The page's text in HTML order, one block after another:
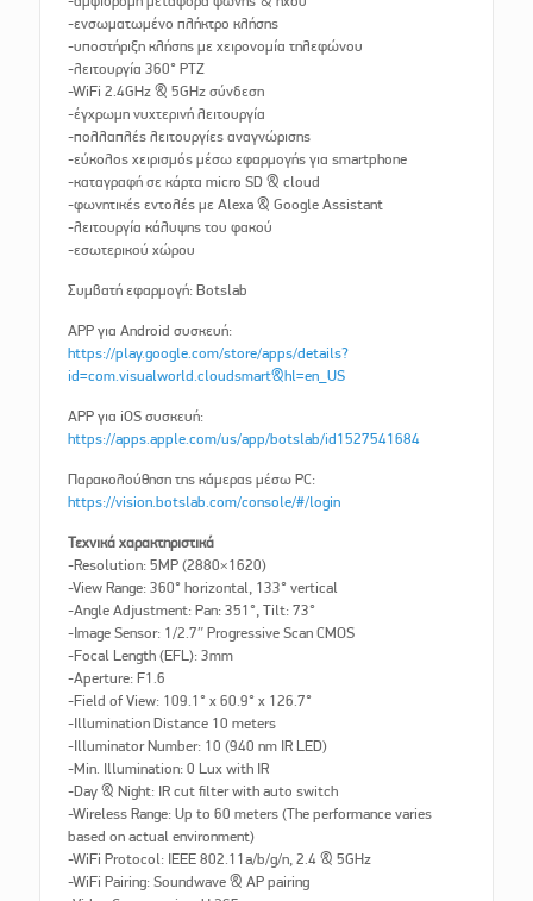
-ενσωματωμένο πλήκτρο κλήσης
-υποστήριξη κλήσης με χειρονομία τηλεφώνου
-λειτουργία 360° PTZ
-WiFi 2.4GHz & 5GHz σύνδεση
-έγχρωμη νυχτερινή λειτουργία
-πολλαπλές λειτουργίες αναγνώρισης
-εύκολος χειρισμός μέσω εφαρμογής για smartphone
-καταγραφή σε κάρτα micro SD & cloud
-φωνητικές εντολές με Alexa & Google Assistant
-λειτουργία κάλυψης του φακού
-εσωτερικού χώρου
Συμβατή εφαρμογή: Botslab
APP για Android συσκευή:
https://play.google.com/store/apps/details?
id=com.visualworld.cloudsmart&hl=en_US
APP για iOS συσκευή:
https://apps.apple.com/us/app/botslab/id1527541684
Παρακολούθηση της κάμερας μέσω PC:
https://vision.botslab.com/console/#/login
Τεχνικά χαρακτηριστικά
-Resolution: 5MP (2880×1620)
-View Range: 360° horizontal, 133° vertical
-Angle Adjustment: Pan: 351°, Tilt: 73°
-Image Sensor: 1/2.7″ Progressive Scan CMOS
-Focal Length (EFL): 3mm
-Aperture: F1.6
-Field of View: 109.1° x 60.9° x 126.7°
-Illumination Distance 10 meters
-Illuminator Number: 10 (940 nm IR LED)
-Min. Illumination: 0 Lux with IR
-Day & Night: IR cut filter with auto switch
-Wireless Range: Up to 60 meters (The performance varies
based on actual environment)
-WiFi Protocol: IEEE 802.11a/b/g/n, 2.4 & 5GHz
-WiFi Pairing: Soundwave & AP pairing